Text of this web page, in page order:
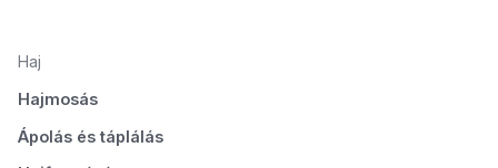
Haj
Hajmosás
Ápolás és táplálás